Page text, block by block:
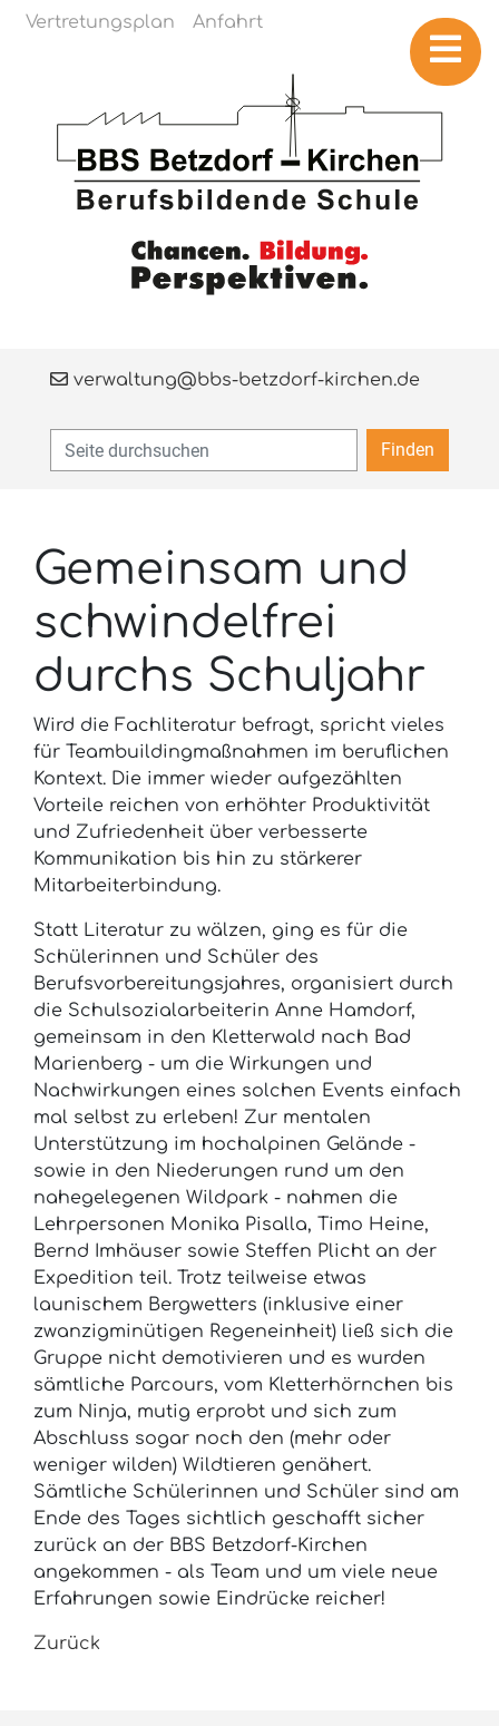
Navigation überspringen
Vertretungsplan Anfahrt
verwaltung@bbs-betzdorf-kirchen.de
Finden
Gemeinsam und
schwindelfrei
durchs Schuljahr
Wird die Fachliteratur befragt, spricht vieles
für Teambuildingmaßnahmen im beruflichen
Kontext. Die immer wieder aufgezählten
Vorteile reichen von erhöhter Produktivität
und Zufriedenheit über verbesserte
Kommunikation bis hin zu stärkerer
Mitarbeiterbindung.
Statt Literatur zu wälzen, ging es für die
Schülerinnen und Schüler des
Berufsvorbereitungsjahres, organisiert durch
die Schulsozialarbeiterin Anne Hamdorf,
gemeinsam in den Kletterwald nach Bad
Marienberg - um die Wirkungen und
Nachwirkungen eines solchen Events einfach
mal selbst zu erleben! Zur mentalen
Unterstützung im hochalpinen Gelände -
sowie in den Niederungen rund um den
nahegelegenen Wildpark - nahmen die
Lehrpersonen Monika Pisalla, Timo Heine,
Bernd Imhäuser sowie Steffen Plicht an der
Expedition teil. Trotz teilweise etwas
launischem Bergwetters (inklusive einer
zwanzigminütigen Regeneinheit) ließ sich die
Gruppe nicht demotivieren und es wurden
sämtliche Parcours, vom Kletterhörnchen bis
zum Ninja, mutig erprobt und sich zum
Abschluss sogar noch den (mehr oder
weniger wilden) Wildtieren genähert.
Sämtliche Schülerinnen und Schüler sind am
Ende des Tages sichtlich geschafft sicher
zurück an der BBS Betzdorf-Kirchen
angekommen - als Team und um viele neue
Erfahrungen sowie Eindrücke reicher!
Zurück